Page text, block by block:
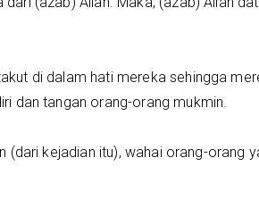
di dalam hati mereka sehingga
dan tangan orang-orang mukmin.
(dari kejadian itu), wahai orang-orang